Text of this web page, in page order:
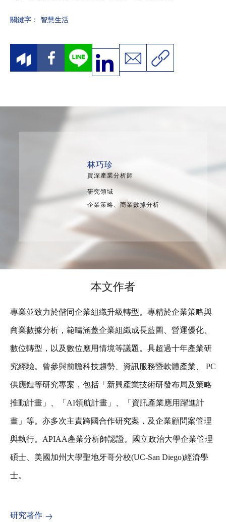
關鍵字： 智慧生活
林巧珍
資深產業分析師
研究領域
企業策略、商業數據分析
本文作者
專業並致力於偕同企業組織升級轉型。專精於企業策略與
商業數據分析，範疇涵蓋企業組織成長藍圖、營運優化、
數位轉型，以及數位應用情境等議題。具超過十年產業研
究經驗。曾參與前瞻科技趨勢、資訊服務暨軟體產業、 PC
供應鏈等研究專案，包括「新興產業技術研發布局及策略
推動計畫」、「AI領航計畫」、「資訊產業應用躍進計
畫」等。亦多次主責跨國合作研究案，及企業顧問案管理
與執行。APIAA產業分析師認證。國立政治大學企業管理
碩士、美國加州大學聖地牙哥分校(UC-San Diego)經濟學
士。
研究著作